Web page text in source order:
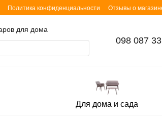
Политика конфиденциальности Отзывы о
для дома
098 087
Для дома и сада